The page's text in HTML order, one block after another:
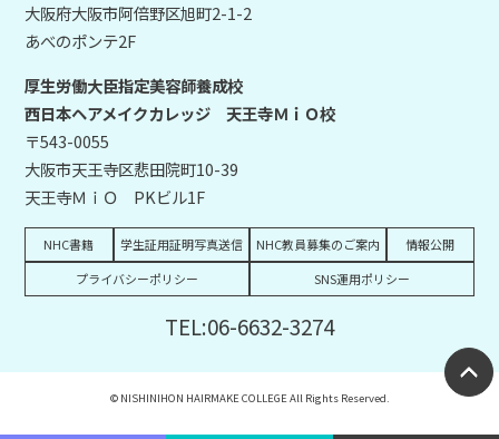
大阪府大阪市阿倍野区旭町2-1-2
あべのポンテ2F
厚生労働大臣指定美容師養成校
西日本ヘアメイクカレッジ 天王寺ＭｉＯ校
〒543-0055
大阪市天王寺区悲田院町10-39
天王寺ＭｉＯ PKビル1F
NHC書籍 学生証用証明写真送信 NHC教員募集のご案内
情報公開
プライバシーポリシー
SNS運用ポリシー
TEL:06-6632-3274
© NISHINIHON HAIRMAKE COLLEGE All Rights Reserved.